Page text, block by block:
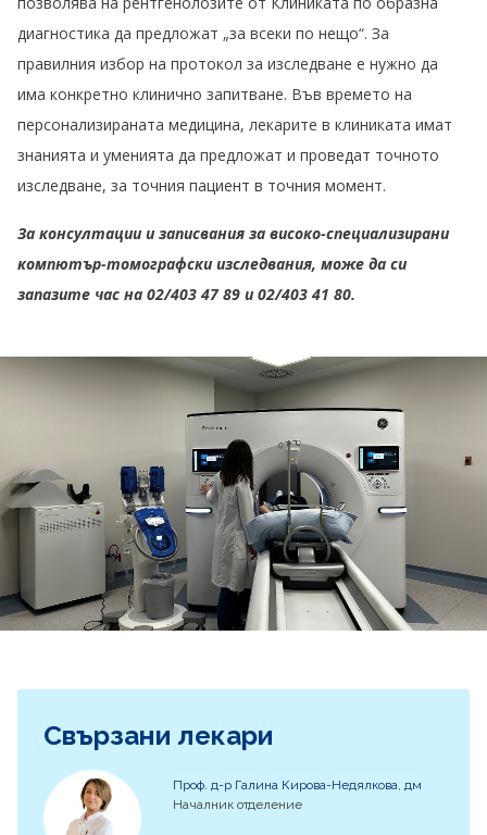
диагностика да предложат „за всеки по нещо“. За
правилния избор на протокол за изследване е нужно да
има конкретно клинично запитване. Във времето на
персонализираната медицина, лекарите в клиниката имат
знанията и уменията да предложат и проведат точното
изследване, за точния пациент в точния момент.
За консултации и записвания за високо-специализирани
компютър-томографски изследвания, може да си
запазите час на 02/403 47 89 и 02/403 41 80.
Свързани лекари
Проф. д-р Галина Кирова-Недялкова, дм
Началник отделение